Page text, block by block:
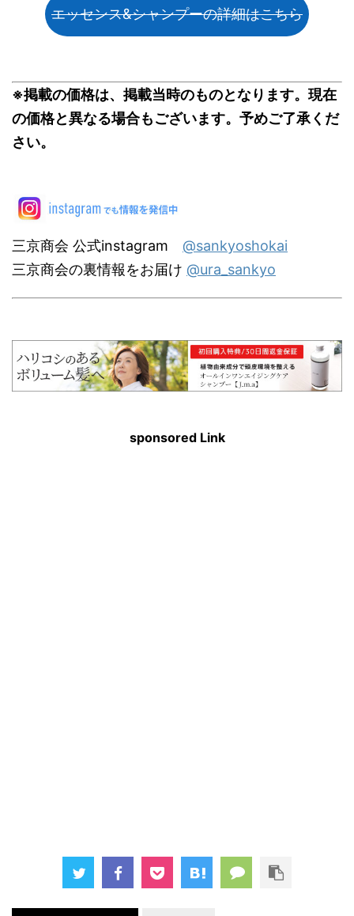
エッセンス&シャンプーの詳細はこちら
※掲載の価格は、掲載当時のものとなります。現在
の価格と異なる場合もございます。予めご了承くだ
さい。
三京商会 公式instagram @sankyoshokai
三京商会の裏情報をお届け @ura_sankyo
sponsored Link